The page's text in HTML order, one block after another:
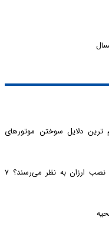
ترین دلایل سوختن موتورهای
چرا بعضی درب‌های اتاق خواب مدرن بعد از نصب ارزان به نظر می‌رسند؟ ۷